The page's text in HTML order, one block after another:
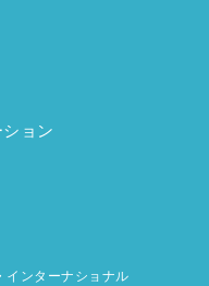
ョン
インターナショナル